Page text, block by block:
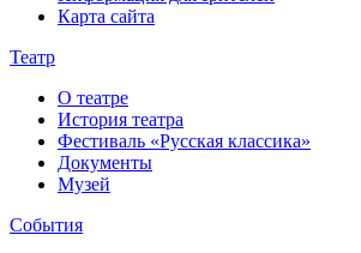
Карта сайта
Театр
О театре
История театра
Фестиваль «Русская классика»
Документы
Музей
События